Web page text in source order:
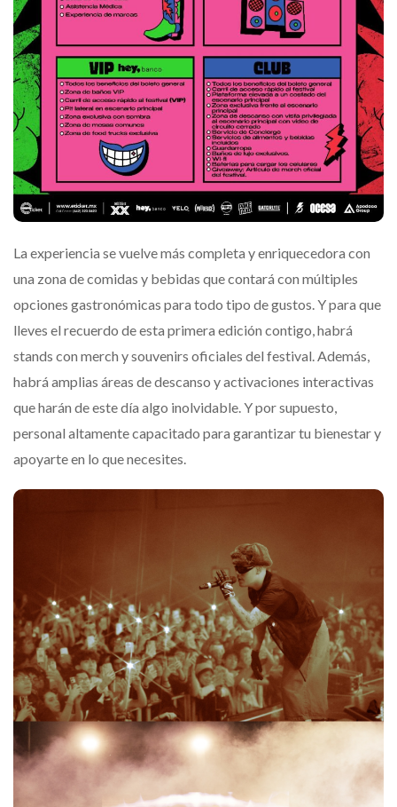
La experiencia se vuelve más completa y enriquecedora con
una zona de comidas y bebidas que contará con múltiples
opciones gastronómicas para todo tipo de gustos. Y para que
lleves el recuerdo de esta primera edición contigo, habrá
stands con merch y souvenirs oficiales del festival. Además,
habrá amplias áreas de descanso y activaciones interactivas
que harán de este día algo inolvidable. Y por supuesto,
personal altamente capacitado para garantizar tu bienestar y
apoyarte en lo que necesites.